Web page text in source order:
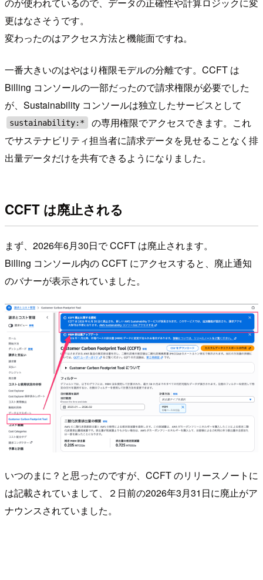
更はなさそうです。
変わったのはアクセス方法と機能面ですね。
一番大きいのはやはり権限モデルの分離です。CCFT は
Billing コンソールの一部だったので請求権限が必要でした
が、Sustainability コンソールは独立したサービスとして
sustainability:*
の専用権限でアクセスできます。これ
でサステナビリティ担当者に請求データを見せることなく排
出量データだけを共有できるようになりました。
CCFT は廃止される
まず、2026年6月30日で CCFT は廃止されます。
Billing コンソール内の CCFT にアクセスすると、廃止通知
のバナーが表示されていました。
いつのまに？と思ったのですが、CCFT のリリースノートに
は記載されていまして、２日前の2026年3月31日に廃止がア
ナウンスされていました。